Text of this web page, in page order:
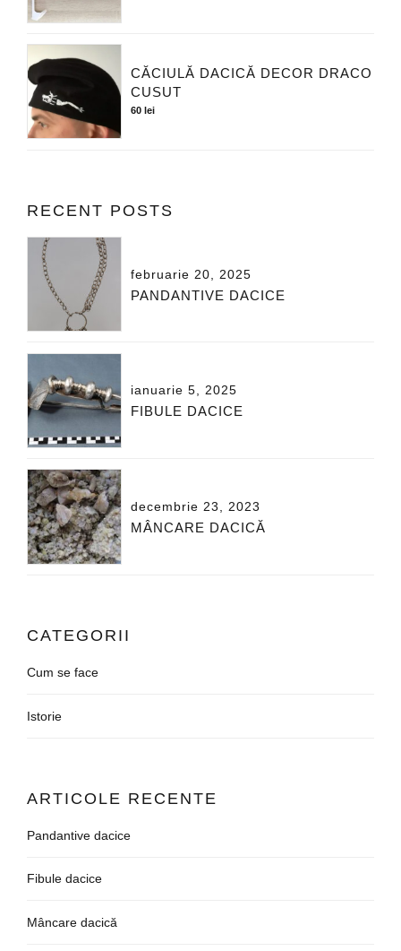
CĂCIULĂ DACICĂ DECOR DRACO
CUSUT
60 lei
RECENT POSTS
februarie 20, 2025
PANDANTIVE DACICE
ianuarie 5, 2025
FIBULE DACICE
decembrie 23, 2023
MÂNCARE DACICĂ
CATEGORII
Cum se face
Istorie
ARTICOLE RECENTE
Pandantive dacice
Fibule dacice
Mâncare dacică